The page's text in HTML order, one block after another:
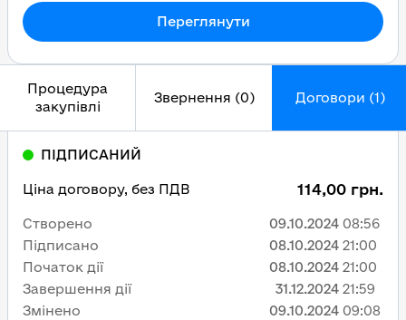
Процедура
закупівлі
Звернення (0) Договори (1)
ПІДПИСАНИЙ
Ціна договору, без ПДВ 114,00 грн.
Створено 09.10.2024 08:56
Підписано
08.10.2024 21:00
Початок дії
08.10.2024 21:00
Завершення дії
31.12.2024 21:59
Змінено
09.10.2024 09:08
Переглянути